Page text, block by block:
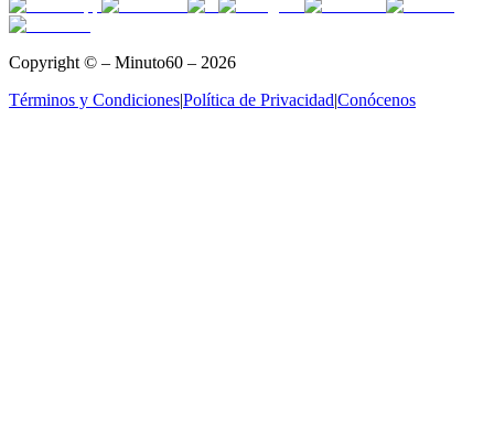
Copyright © – Minuto60 – 2026
Términos y Condiciones|Política de Privacidad|Conócenos